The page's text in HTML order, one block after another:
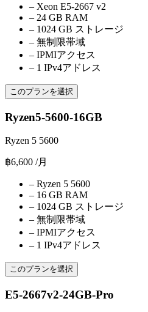
– Xeon E5-2667 v2
– 24 GB RAM
– 1024 GB ストレージ
– 無制限帯域
– IPMIアクセス
– 1 IPv4アドレス
このプランを選択
Ryzen5-5600-16GB
Ryzen 5 5600
฿6,600 /月
– Ryzen 5 5600
– 16 GB RAM
– 1024 GB ストレージ
– 無制限帯域
– IPMIアクセス
– 1 IPv4アドレス
このプランを選択
E5-2667v2-24GB-Pro